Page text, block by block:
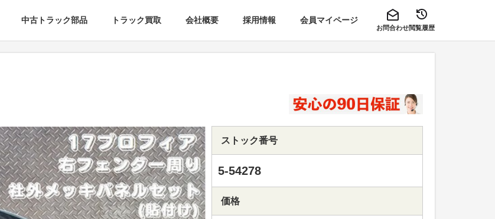
中古トラック部品 トラック買取 会社概要 採用情報 会員マイページ
お問合わせ閲覧履歴
ストック番号
5-54278
価格